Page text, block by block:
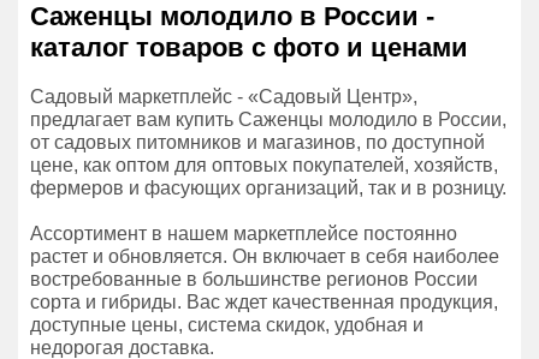
Саженцы молодило в России -
каталог товаров с фото и ценами
Садовый маркетплейс - «Садовый Центр»,
предлагает вам купить Саженцы молодило в России,
от садовых питомников и магазинов, по доступной
цене, как оптом для оптовых покупателей, хозяйств,
фермеров и фасующих организаций, так и в розницу.
Ассортимент в нашем маркетплейсе постоянно
растет и обновляется. Он включает в себя наиболее
востребованные в большинстве регионов России
сорта и гибриды. Вас ждет качественная продукция,
доступные цены, система скидок, удобная и
недорогая доставка.